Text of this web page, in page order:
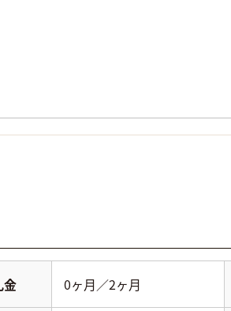
金 0ヶ月／2ヶ月